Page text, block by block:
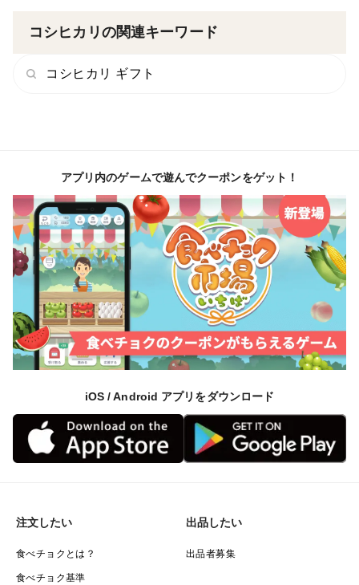
コシヒカリの関連キーワード
コシヒカリ ギフト
アプリ内のゲームで遊んでクーポンをゲット！
iOS / Android アプリをダウンロード
注文したい
食べチョクとは？
食べチョク基準
出品したい
出品者募集